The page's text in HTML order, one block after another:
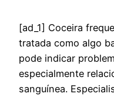
[ad_1] Coceira
tratada como algo
pode indicar
especialmente
sanguínea.